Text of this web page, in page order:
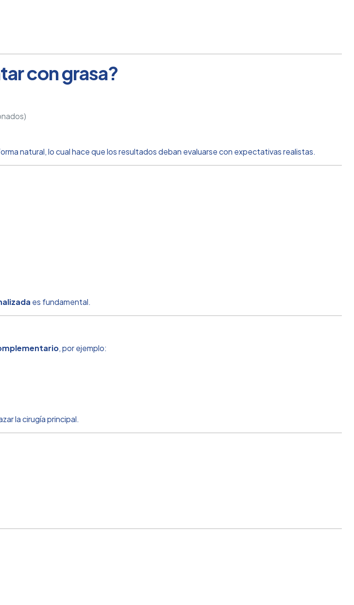
con grasa?
natural, lo cual hace que los resultados deban evaluarse con expectativas realistas.
es fundamental.
, por ejemplo:
la cirugía principal.